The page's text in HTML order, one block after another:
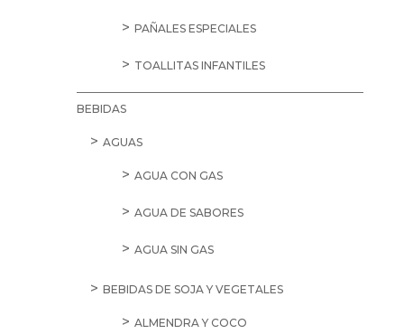
PAÑALES ESPECIALES
TOALLITAS INFANTILES
BEBIDAS
AGUAS
AGUA CON GAS
AGUA DE SABORES
AGUA SIN GAS
BEBIDAS DE SOJA Y VEGETALES
ALMENDRA Y COCO